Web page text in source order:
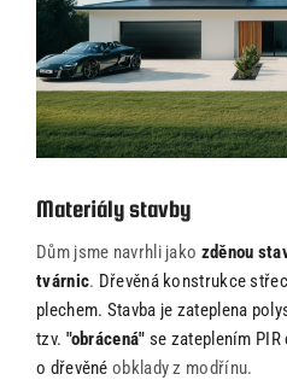
Materiály stavby
Dům jsme navrhli jako zděnou
tvárnic. Dřevěná konstrukce
plechem. Stavba je zateplena
tzv. "obrácená" se zateplením PIR
o dřevěné obklady z modřínu.